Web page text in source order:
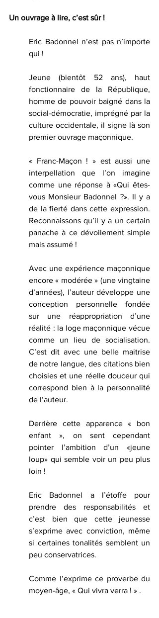
Un ouvrage à lire, c’est sûr !
Eric Badonnel n’est pas n’importe
qui !
Jeune (bientôt 52 ans), haut
fonctionnaire de la République,
homme de pouvoir baigné dans la
social-démocratie, imprégné par la
culture occidentale, il signe là son
premier ouvrage maçonnique.
« Franc-Maçon ! » est aussi une
interpellation que l’on imagine
comme une réponse à «Qui êtes-
vous Monsieur Badonnel ?». Il y a
de la fierté dans cette expression.
Reconnaissons qu’il y a un certain
panache à ce dévoilement simple
mais assumé !
Avec une expérience maçonnique
encore « modérée » (une vingtaine
d’années), l’auteur développe une
conception personnelle fondée
sur une réappropriation d’une
réalité : la loge maçonnique vécue
comme un lieu de socialisation.
C’est dit avec une belle maitrise
de notre langue, des citations bien
choisies et une réelle douceur qui
correspond bien à la personnalité
de l’auteur.
Derrière cette apparence « bon
enfant », on sent cependant
pointer l’ambition d’un «jeune
loup» qui semble voir un peu plus
loin !
Eric Badonnel a l’étoffe pour
prendre des responsabilités et
c’est bien que cette jeunesse
s’exprime avec conviction, même
si certaines tonalités semblent un
peu conservatrices.
Comme l’exprime ce proverbe du
moyen-âge, « Qui vivra verra ! » .